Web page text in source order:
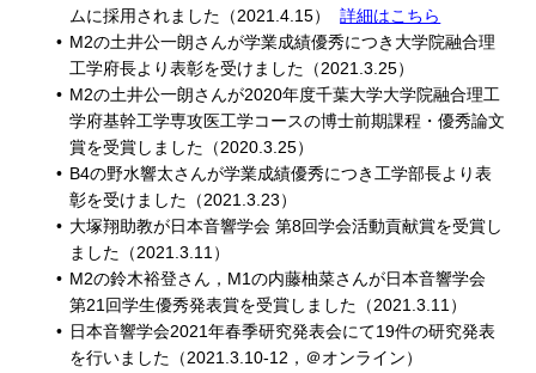
ムに採用されました（2021.4.15）詳細はこちら
M2の土井公一朗さんが学業成績優秀につき大学院融合理
工学府長より表彰を受けました（2021.3.25）
M2の土井公一朗さんが2020年度千葉大学大学院融合理工
学府基幹工学専攻医工学コースの博士前期課程・優秀論文
賞を受賞しました（2020.3.25）
B4の野水響太さんが学業成績優秀につき工学部長より表
彰を受けました（2021.3.23）
大塚翔助教が日本音響学会 第8回学会活動貢献賞を受賞し
ました（2021.3.11）
M2の鈴木裕登さん，M1の内藤柚菜さんが日本音響学会
第21回学生優秀発表賞を受賞しました（2021.3.11）
日本音響学会2021年春季研究発表会にて19件の研究発表
を行いました（2021.3.10-12，＠オンライン）